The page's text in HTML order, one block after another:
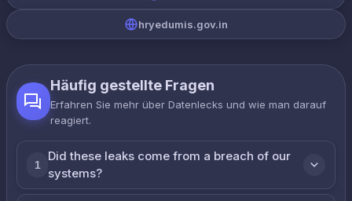
hryedumis.gov.in
Häufig gestellte Fragen
Erfahren Sie mehr über Datenlecks und wie man darauf
reagiert.
1
Did these leaks come from a breach of our
systems?